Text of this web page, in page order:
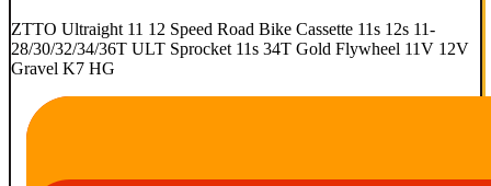
ZTTO Ultraight 11 12 Speed Road Bike Cassette 11s 12s 11-
28/30/32/34/36T ULT Sprocket 11s 34T Gold Flywheel 11V 12V
Gravel K7 HG